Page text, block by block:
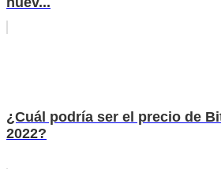
¿Cuál podría ser el precio de
2022?